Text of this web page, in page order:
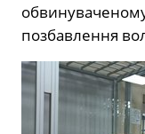
позбавлення